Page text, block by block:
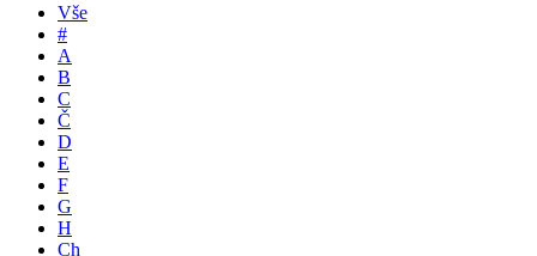
Vše
#
A
B
C
Č
D
E
F
G
H
Ch